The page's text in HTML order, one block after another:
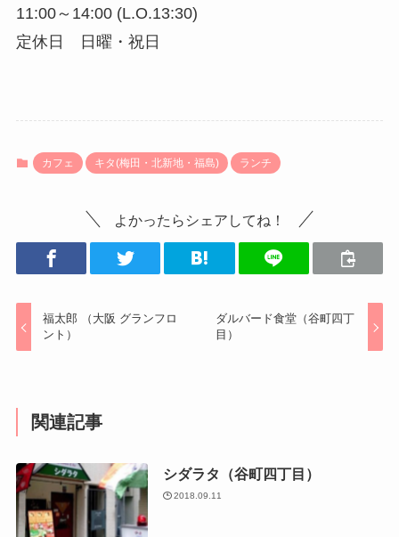
11:00～14:00 (L.O.13:30)
定休日 日曜・祝日
カフェ キタ(梅田・北新地・福島) ランチ
よかったらシェアしてね！
福太郎 （大阪 グランフロ
ント）
ダルバード食堂（谷町四丁
目）
関連記事
シダラタ（谷町四丁目）
2018.09.11